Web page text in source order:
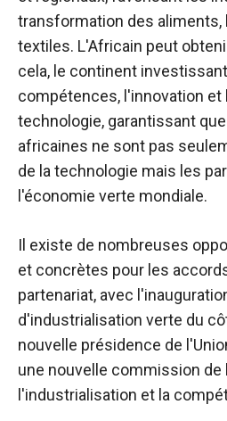
transformation des aliments,
textiles. L'Africain peut
cela, le continent
compétences, l'innovation et
technologie, garantissant
africaines ne sont pas
de la technologie mais les
l'économie verte mondiale.
Il existe de nombreuses
et concrètes pour les
partenariat, avec
d'industrialisation verte du
nouvelle présidence de
une nouvelle commission de
l'industrialisation et la